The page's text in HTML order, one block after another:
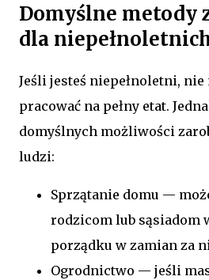
Domyślne metody
dla
Jeśli jesteś niepełnoletni,
pracować na pełny etat.
domyślnych możliwości
ludzi:
Sprzątanie domu —
rodzicom lub sąsiadom
porządku w zamian za
Ogrodnictwo — jeśli